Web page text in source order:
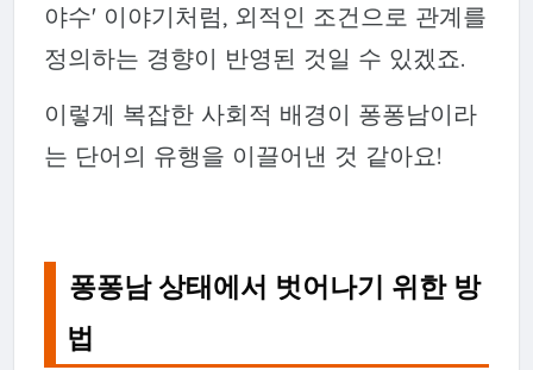
야수' 이야기처럼, 외적인 조건으로 관계를
정의하는 경향이 반영된 것일 수 있겠죠.
이렇게 복잡한 사회적 배경이 퐁퐁남이라
는 단어의 유행을 이끌어낸 것 같아요!
퐁퐁남 상태에서 벗어나기 위한 방
법